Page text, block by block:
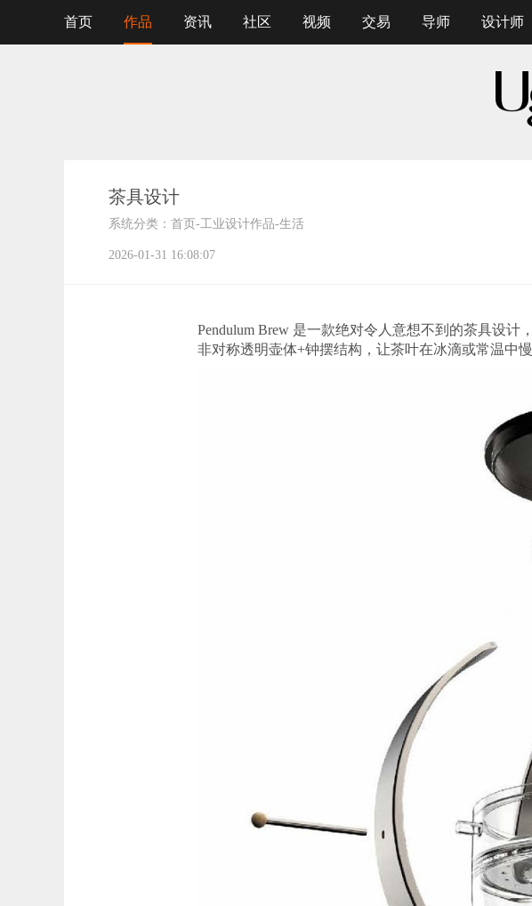
首页 作品 资讯 社区 视频 交易 导师 设计师
茶具设计
系统分类： 首页 -工业设计作品-生活
2026-01-31 16:08:07
Pendulum Brew 是一款绝对令人意想不到的茶具设
非对称透明壶体+钟摆结构，让茶叶在冰滴或常温中